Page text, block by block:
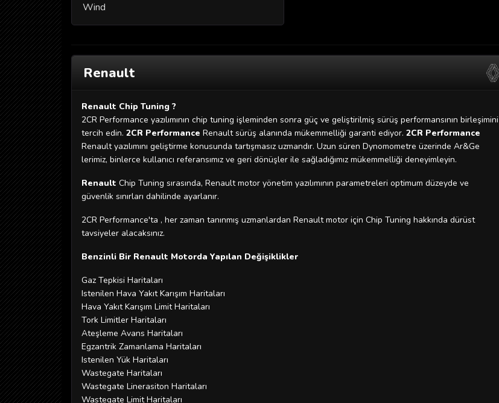
Wind
Renault
Renault Chip Tuning ?
2CR Performance yazılımının chip tuning işleminden sonra güç ve geliştirilmiş sürüş performansının birleşimini
tercih edin. 2CR Performance Renault sürüş alanında mükemmelliği garanti ediyor. 2CR Performance
Renault yazılımını geliştirme konusunda tartışmasız uzmandır. Uzun süren Dynomometre üzerinde Ar&Ge
lerimiz, binlerce kullanıcı referansımız ve geri dönüşler ile sağladığımız mükemmelliği deneyimleyin.
Renault Chip Tuning sırasında, Renault motor yönetim yazılımının parametreleri optimum düzeyde ve
güvenlik sınırları dahilinde ayarlanır.
2CR Performance'ta , her zaman tanınmış uzmanlardan Renault motor için Chip Tuning hakkında dürüst
tavsiyeler alacaksınız.
Benzinli Bir Renault Motorda Yapılan Değişiklikler
Gaz Tepkisi Haritaları
Istenilen Hava Yakıt Karışım Haritaları
Hava Yakıt Karışım Limit Haritaları
Tork Limitler Haritaları
Ateşleme Avans Haritaları
Egzantrik Zamanlama Haritaları
Istenilen Yük Haritaları
Wastegate Haritaları
Wastegate Linerasiton Haritaları
Wastegate Limit Haritaları